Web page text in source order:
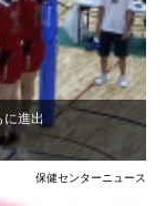
に進出
保健センターニュース